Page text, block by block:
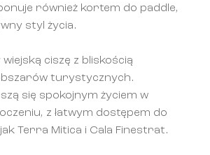
również kortem do paddle,
styl życia.
ciszę z bliskością
turystycznych.
się spokojnym życiem w
z łatwym dostępem do
Terra Mitica i Cala Finestrat.